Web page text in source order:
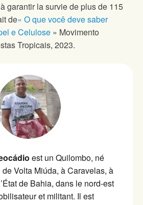
garantir la survie de plus de 115
de« O que você deve saber
e Celulose » Movimento
Tropicais, 2023.
est un Quilombo, né
Volta Miúda, à Caravelas, à
de Bahia, dans le nord-est
et militant. Il est